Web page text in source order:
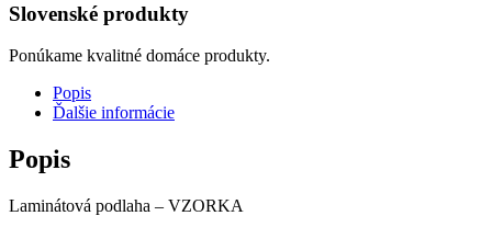
Slovenské produkty
Ponúkame kvalitné domáce produkty.
Popis
Ďalšie informácie
Popis
Laminátová podlaha – VZORKA